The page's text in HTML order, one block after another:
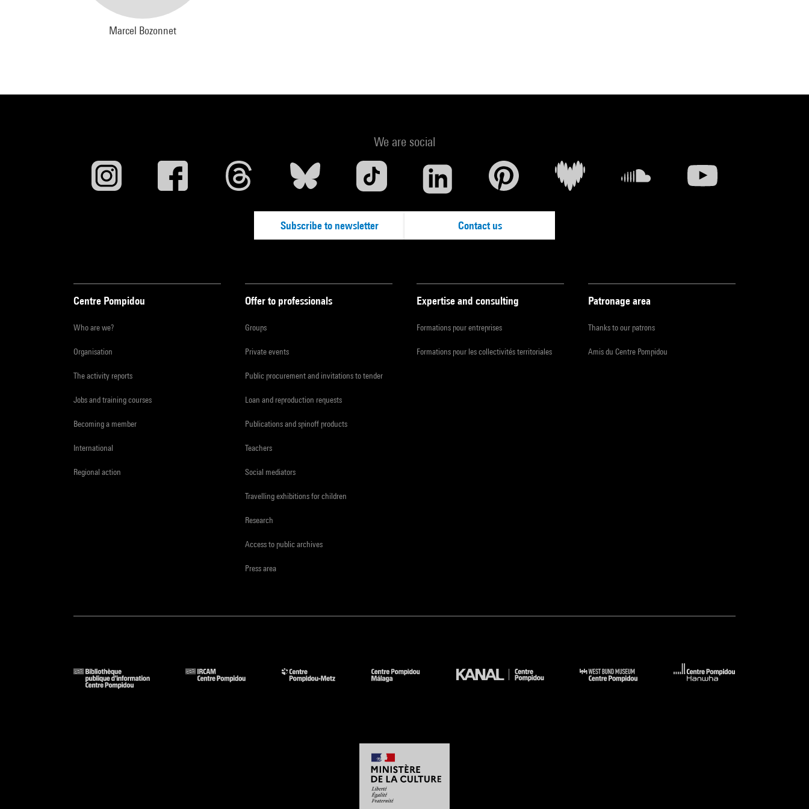
Marcel Bozonnet
We are social
Subscribe to newsletter Contact us
Centre Pompidou
Who are we?
Organisation
The activity reports
Jobs and training courses
Becoming a member
International
Regional action
Offer to professionals
Groups
Private events
Public procurement and invitations to tender
Loan and reproduction requests
Publications and spinoff products
Teachers
Social mediators
Travelling exhibitions for children
Research
Access to public archives
Press area
Expertise and consulting
Formations pour entreprises
Formations pour les collectivités territoriales
Patronage area
Thanks to our patrons
Amis du Centre Pompidou